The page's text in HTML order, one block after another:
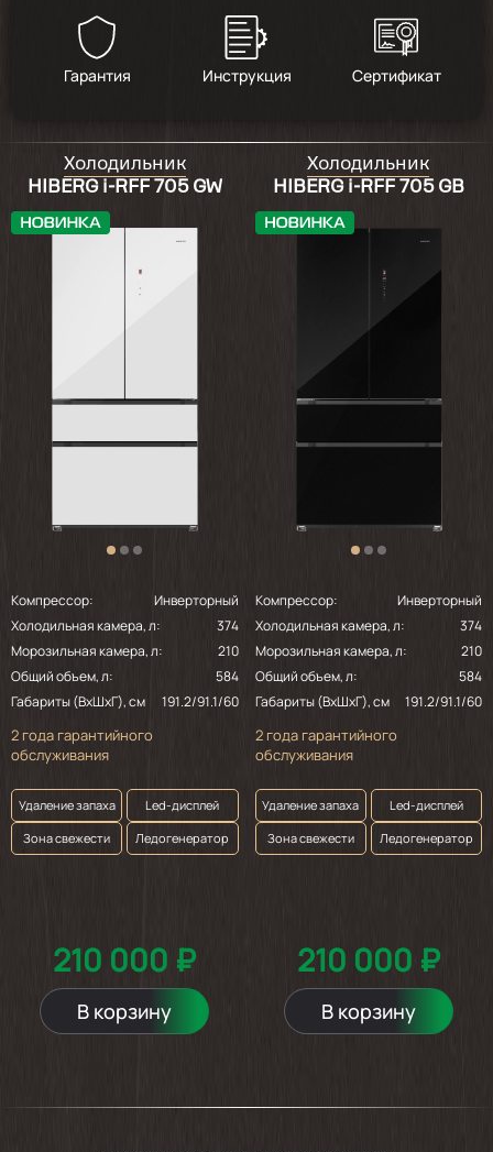
Гарантия Инструкция Сертификат
Холодильник
HIBERG i-RFF 705 GW
Компрессор:
Инверторный
Холодильная камера, л:
374
Морозильная камера, л:
210
Общий объем, л:
584
Габариты (ВхШхГ), см
191.2/91.1/60
2 года гарантийного
обслуживания
Удаление запаха
Led-дисплей
Зона свежести
Ледогенератор
210 000 ₽
В корзину
Холодильник
HIBERG i-RFF 705 GB
Компрессор:
Инверторный
Холодильная камера, л:
374
Морозильная камера, л:
210
Общий объем, л:
584
Габариты (ВхШхГ), см
191.2/91.1/60
2 года гарантийного
обслуживания
Удаление запаха
Led-дисплей
Зона свежести
Ледогенератор
210 000 ₽
В корзину